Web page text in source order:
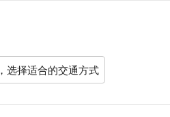
选择适合的交通方式